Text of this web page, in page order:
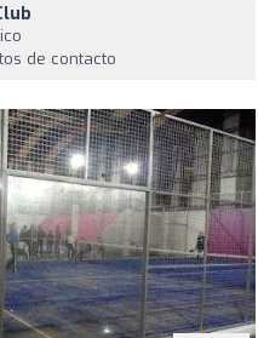
de contacto